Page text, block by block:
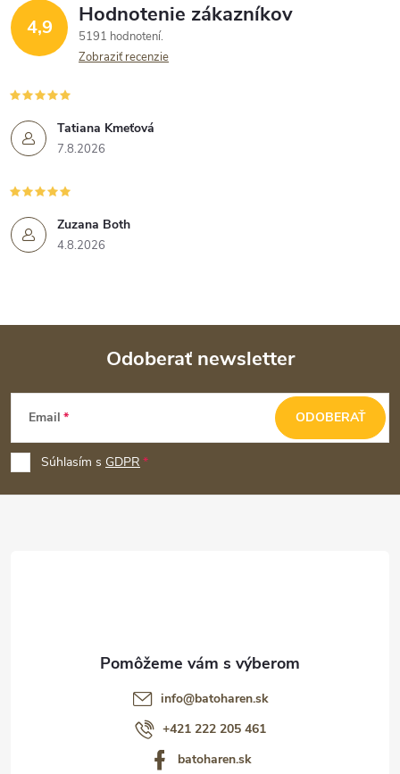
4,9 Hodnotenie zákazníkov
5191 hodnotení
Zobraziť recenzie
Tatiana Kmeťová
7.8.2026
Zuzana Both
4.8.2026
Z
p
ä
Odoberať newsletter
Email
Súhlasím s GDPR
ODOBERAŤ
info@batoharen.sk
+421 222 205 461
batoharen.sk